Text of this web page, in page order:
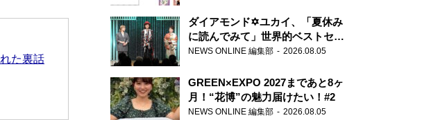
た裏話
ダイアモンド✡ユカイ、「夏休み
に読んでみて」世界的ベストセラ
ー『アナスタシア』を紹介
NEWS ONLINE 編集部 2026.08.05
GREEN×EXPO 2027まであと8ヶ
月！“花博”の魅力届けたい！#2
NEWS ONLINE 編集部 2026.08.05